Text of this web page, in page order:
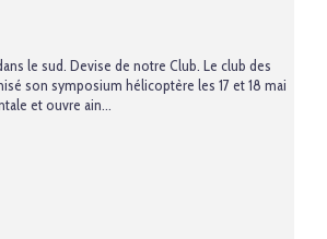
le sud. Devise de notre Club. Le club des
son symposium hélicoptère les 17 et 18 mai
et ouvre ain...